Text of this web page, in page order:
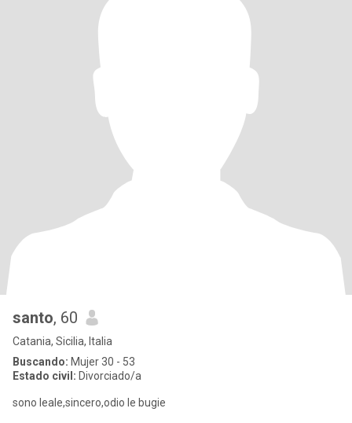
santo, 60
Catania, Sicilia, Italia
Buscando: Mujer 30 - 53
Estado civil: Divorciado/a
sono leale,sincero,odio le bugie